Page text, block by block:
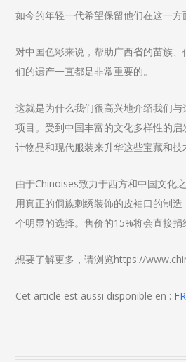
如今的年轻一代希望保留他们在这一方
对中国色彩来说，帮助广西省的苗族
们的遗产一直都是非常重要的。
这就是为什么我们很高兴地介绍我们
项目。受到中国丰富的文化多样性的
计物品和现代服装来升华这些宝藏和技
由于Chinoises致力于西方和中国文化
用真正的侗族刺绣装饰的皮袖口的制
个明显的选择。售价的15%将会直接捐
想要了解更多，请浏览https://
Cet article est aussi disponible en : FR